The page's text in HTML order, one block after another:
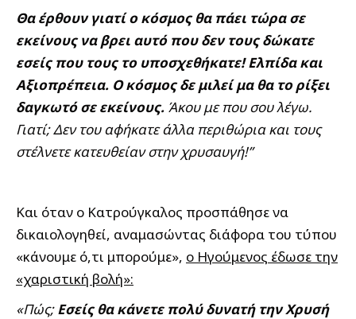
Θα έρθουν γιατί ο κόσμος θα πάει τώρα σε
εκείνους να βρει αυτό που δεν τους δώκατε
εσείς που τους το υποσχεθήκατε! Ελπίδα και
Αξιοπρέπεια. Ο κόσμος δε μιλεί μα θα το ρίξει
δαγκωτό σε εκείνους. Άκου με που σου λέγω.
Γιατί; Δεν του αφήκατε άλλα περιθώρια και τους
στέλνετε κατευθείαν στην χρυσαυγή!”
Και όταν ο Κατρούγκαλος προσπάθησε να
δικαιολογηθεί, αναμασώντας διάφορα του τύπου
«κάνουμε ό,τι μπορούμε», ο Ηγούμενος έδωσε την
«χαριστική βολή»:
«Πώς;Εσείς θα κάνετε πολύ δυνατή την Χρυσή